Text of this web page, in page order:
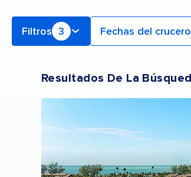
Filtros 3 Fechas del crucero
Resultados De La